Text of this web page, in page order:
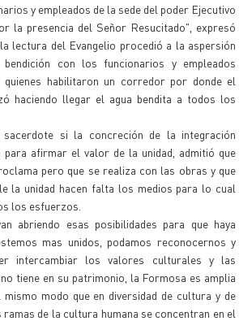
y empleados de la sede del poder Ejecutivo
la presencia del Señor Resucitado", expresó
lectura del Evangelio procedió a la aspersión
con los funcionarios y empleados
quienes habilitaron un corredor por donde el
haciendo llegar el agua bendita a todos los
si la concreción de la integración
afirmar el valor de la unidad, admitió que
pero que se realiza con las obras y que
la unidad hacen falta los medios para lo cual
los esfuerzos.
abriendo esas posibilidades para que haya
mas unidos, podamos reconocernos y
intercambiar los valores culturales y las
tiene en su patrimonio, la Formosa es amplia
modo que en diversidad de cultura y de
de la cultura humana se concentran en el